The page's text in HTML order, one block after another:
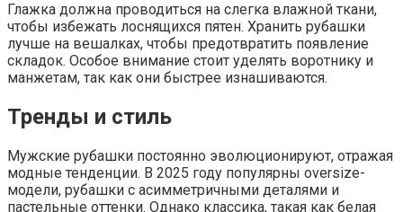
Глажка должна проводиться на слегка влажной ткани,
чтобы избежать лоснящихся пятен. Хранить рубашки
лучше на вешалках, чтобы предотвратить появление
складок. Особое внимание стоит уделять воротнику и
манжетам, так как они быстрее изнашиваются.
Тренды и стиль
Мужские рубашки постоянно эволюционируют, отражая
модные тенденции. В 2025 году популярны oversize-
модели, рубашки с асимметричными деталями и
пастельные оттенки. Однако классика, такая как белая